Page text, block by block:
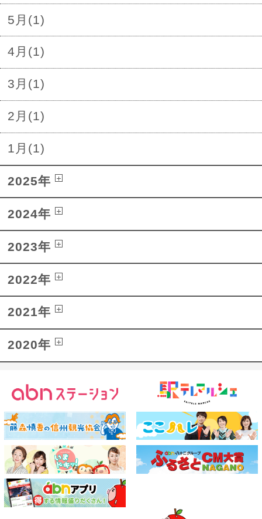
5月(1)
4月(1)
3月(1)
2月(1)
1月(1)
2025年
2024年
2023年
2022年
2021年
2020年